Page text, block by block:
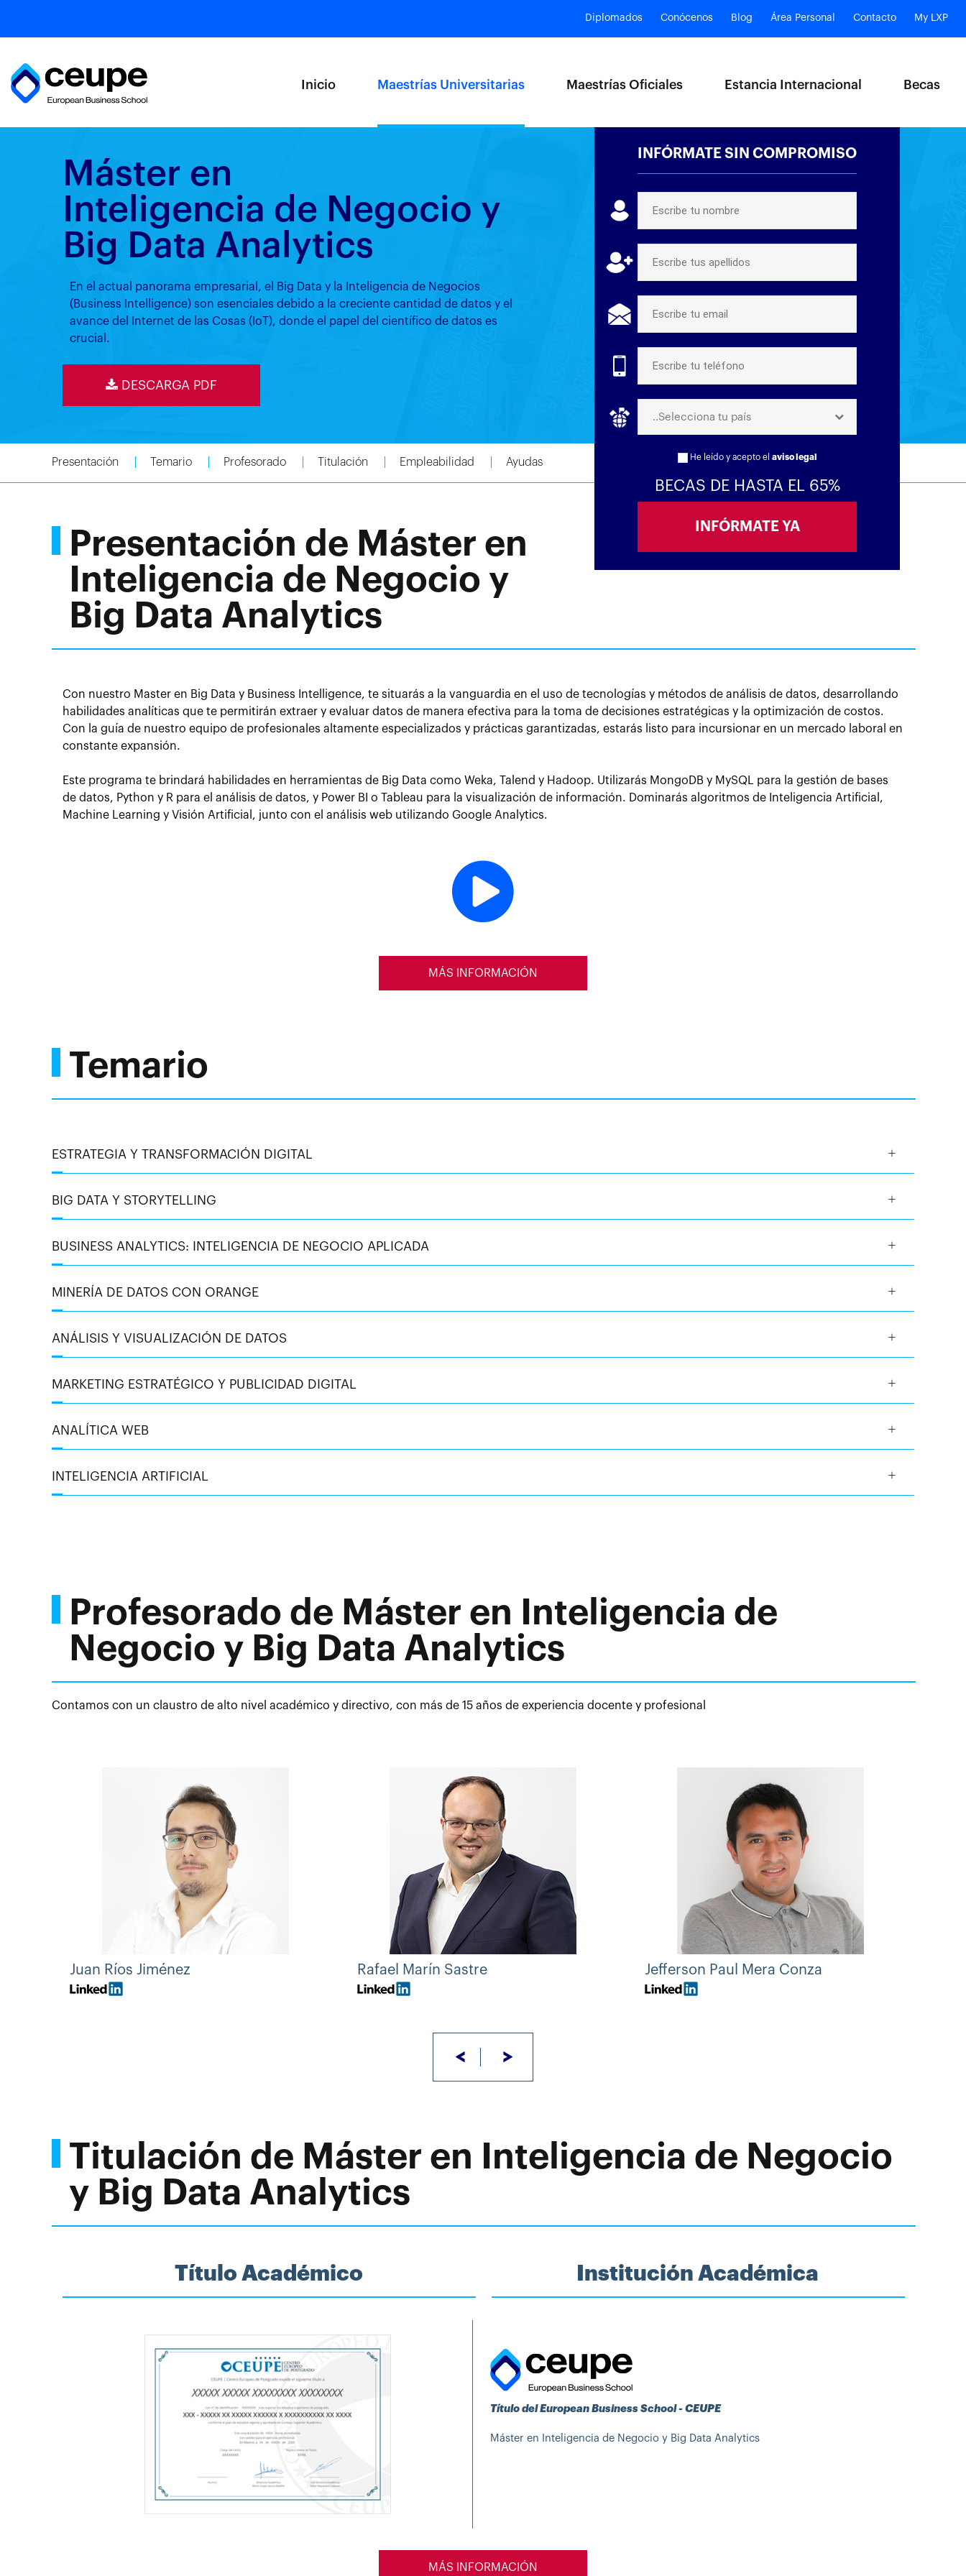
Diplomados Conócenos Blog Área Personal Contacto My LXP
Inicio Maestrías Universitarias Maestrías Oficiales Estancia Internacional Becas
Máster en
Inteligencia de Negocio y
Big Data Analytics
En el actual panorama empresarial, el Big Data y la Inteligencia de Negocios
(Business Intelligence) son esenciales debido a la creciente cantidad de datos y el
avance del Internet de las Cosas (IoT), donde el papel del científico de datos es
crucial.
DESCARGA PDF
INFÓRMATE SIN COMPROMISO
..Selecciona tu país
He leído y acepto el aviso legal
BECAS DE HASTA EL 65%
Presentación Temario Profesorado Titulación Empleabilidad Ayudas
Presentación de Máster en
Inteligencia de Negocio y
Big Data Analytics
Con nuestro Master en Big Data y Business Intelligence, te situarás a la vanguardia en el uso de tecnologías y métodos de análisis de datos, desarrollando
habilidades analíticas que te permitirán extraer y evaluar datos de manera efectiva para la toma de decisiones estratégicas y la optimización de costos.
Con la guía de nuestro equipo de profesionales altamente especializados y prácticas garantizadas, estarás listo para incursionar en un mercado laboral en
constante expansión.
Este programa te brindará habilidades en herramientas de Big Data como Weka, Talend y Hadoop. Utilizarás MongoDB y MySQL para la gestión de bases
de datos, Python y R para el análisis de datos, y Power BI o Tableau para la visualización de información. Dominarás algoritmos de Inteligencia Artificial,
Machine Learning y Visión Artificial, junto con el análisis web utilizando Google Analytics.
MÁS INFORMACIÓN
Temario
ESTRATEGIA Y TRANSFORMACIÓN DIGITAL
BIG DATA Y STORYTELLING
BUSINESS ANALYTICS: INTELIGENCIA DE NEGOCIO APLICADA
MINERÍA DE DATOS CON ORANGE
ANÁLISIS Y VISUALIZACIÓN DE DATOS
MARKETING ESTRATÉGICO Y PUBLICIDAD DIGITAL
ANALÍTICA WEB
INTELIGENCIA ARTIFICIAL
Profesorado de Máster en Inteligencia de
Negocio y Big Data Analytics
Contamos con un claustro de alto nivel académico y directivo, con más de 15 años de experiencia docente y profesional
Juan Ríos Jiménez Rafael Marín Sastre Jefferson Paul Mera Conza
< >
Titulación de Máster en Inteligencia de Negocio
y Big Data Analytics
Título Académico Institución Académica
Título del European Business School - CEUPE
Máster en Inteligencia de Negocio y Big Data Analytics
MÁS INFORMACIÓN